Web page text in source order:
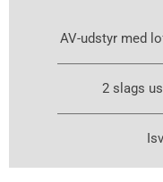
AV-udstyr med
2 slags